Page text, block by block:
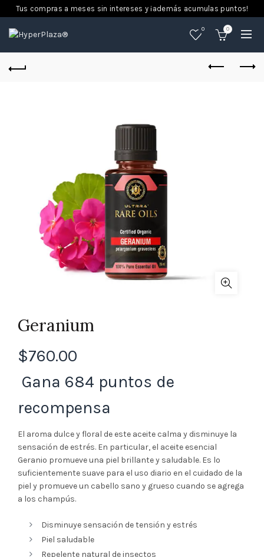
Tus compras a meses sin intereses y ¡además acumulas puntos!
0 0
Geranium
$760.00
Gana 684 puntos de
recompensa
El aroma dulce y floral de este aceite calma y disminuye la
sensación de estrés. En particular, el aceite esencial
Geranio promueve una piel brillante y saludable. Es lo
suficientemente suave para el uso diario en el cuidado de la
piel y promueve un cabello sano y grueso cuando se agrega
a los champús.
Disminuye sensación de tensión y estrés
Piel saludable
Repelente natural de insectos